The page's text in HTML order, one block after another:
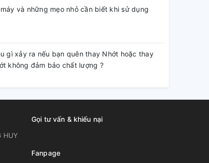
và những mẹo nhỏ cần biết khi sử dụng
gì xảy ra nếu bạn quên thay Nhớt hoặc thay
không đảm bảo chất lượng ?
HUY
Gọi tư vấn & khiếu nại
Fanpage